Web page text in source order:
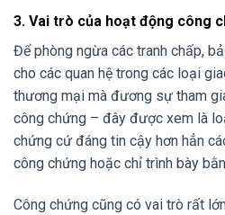
3. Vai trò của hoạt động công
Để phòng ngừa các tranh chấp,
cho các quan hệ trong các loại
thương mại mà đương sự tham
công chứng – đây được xem là
chứng cứ đáng tin cậy hơn hẳn
công chứng hoặc chỉ trình bày
Công chứng cũng có vai trò rất